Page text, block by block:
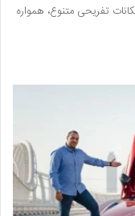
تفریحی متنوع، همواره